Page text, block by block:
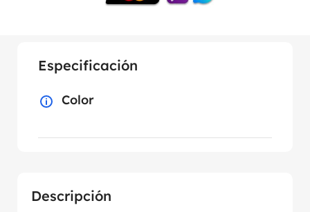
Descripción
Especificación
Color